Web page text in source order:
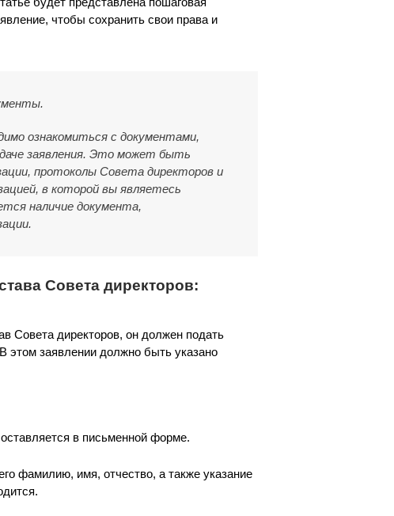
чтобы сохранить свои права и
ознакомиться с документами,
заявления. Это может быть
протоколы Совета директоров и
в которой вы являетесь
наличие документа,
Совета директоров:
Совета директоров, он должен подать
этом заявлении должно быть указано
в письменной форме.
фамилию, имя, отчество, а также указание